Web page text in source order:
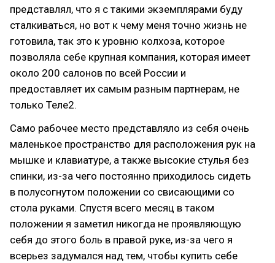
представлял, что я с такими экземплярами буду
сталкиваться, но вот к чему меня точно жизнь не
готовила, так это к уровню колхоза, которое
позволяла себе крупная компания, которая имеет
около 200 салонов по всей России и
предоставляет их самым разным партнерам, не
только Теле2.
Само рабочее место представляло из себя очень
маленькое пространство для расположения рук на
мышке и клавиатуре, а также высокие стулья без
спинки, из-за чего постоянно приходилось сидеть
в полусогнутом положении со свисающими со
стола руками. Спустя всего месяц в таком
положении я заметил никогда не проявляющую
себя до этого боль в правой руке, из-за чего я
всерьез задумался над тем, чтобы купить себе